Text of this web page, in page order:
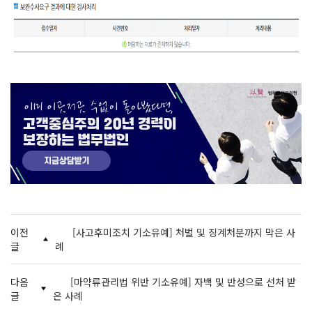
이전
글
[사고후미조치 기소유예] 처벌 및 징계처분까지 막은 사
례
다음
글
[마약류관리법 위반 기소유예] 자백 및 반성으로 선처 받
은 사례